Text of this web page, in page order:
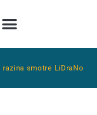
smotre LiDraNo